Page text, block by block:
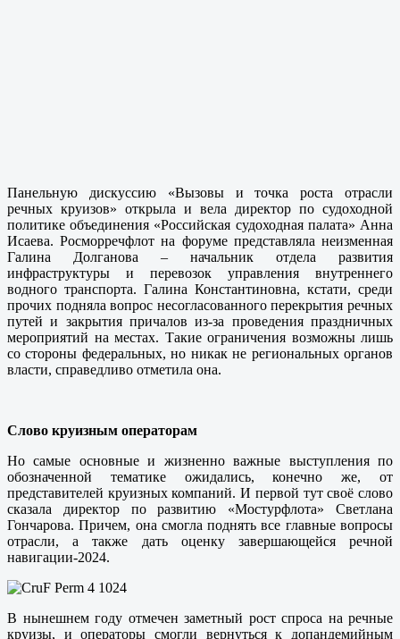
Панельную дискуссию «Вызовы и точка роста отрасли
речных круизов» открыла и вела директор по судоходной
политике объединения «Российская судоходная палата» Анна
Исаева. Росморречфлот на форуме представляла неизменная
Галина Долганова – начальник отдела развития
инфраструктуры и перевозок управления внутреннего
водного транспорта. Галина Константиновна, кстати, среди
прочих подняла вопрос несогласованного перекрытия речных
путей и закрытия причалов из-за проведения праздничных
мероприятий на местах. Такие ограничения возможны лишь
со стороны федеральных, но никак не региональных органов
власти, справедливо отметила она.
Слово круизным операторам
Но самые основные и жизненно важные выступления по
обозначенной тематике ожидались, конечно же, от
представителей круизных компаний. И первой тут своё слово
сказала директор по развитию «Мостурфлота» Светлана
Гончарова. Причем, она смогла поднять все главные вопросы
отрасли, а также дать оценку завершающейся речной
навигации-2024.
В нынешнем году отмечен заметный рост спроса на речные
круизы, и операторы смогли вернуться к допандемийным